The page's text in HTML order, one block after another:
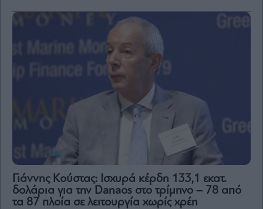
Γιάννης Κούστας: Ισχυρά κέρδη 133,1 εκατ.
δολάρια για την Danaos στο τρίμηνο – 78 από
τα 87 πλοία σε λειτουργία χωρίς χρέη